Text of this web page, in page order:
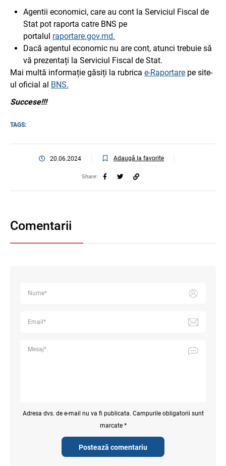
Agentii economici, care au cont la Serviciul Fiscal de
Stat pot raporta catre BNS pe
portalul raportare.gov.md.
Dacă agentul economic nu are cont, atunci trebuie să
vă prezentați la Serviciul Fiscal de Stat.
Mai multă informație găsiți la rubrica e-Raportare pe site-
ul oficial al BNS.
Succese!!!
TAGS:
20.06.2024 Adaugă la favorite
Share:
Comentarii
Postează comentariu
Adresa dvs. de e-mail nu va fi publicata. Campurile obligatorii sunt
marcate *